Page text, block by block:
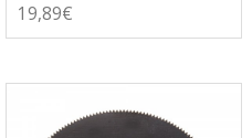
19,89€